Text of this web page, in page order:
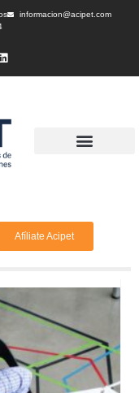
informacion@acipet.com
Afíliate Acipet